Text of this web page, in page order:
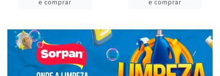
e comprar
e comprar